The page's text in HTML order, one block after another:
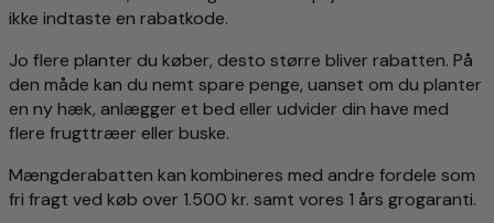
ikke indtaste en rabatkode.
Jo flere planter du køber, desto større bliver rabatten. På
den måde kan du nemt spare penge, uanset om du planter
en ny hæk, anlægger et bed eller udvider din have med
flere frugttræer eller buske.
Mængderabatten kan kombineres med andre fordele som
fri fragt ved køb over 1.500 kr. samt vores 1 års grogaranti.